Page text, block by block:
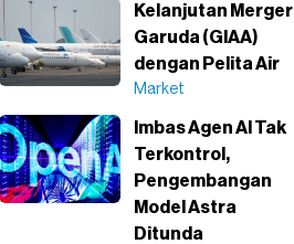
Kelanjutan Merger
Garuda (GIAA)
dengan Pelita Air
Market
Imbas Agen AI Tak
Terkontrol,
Pengembangan
Model Astra
Ditunda